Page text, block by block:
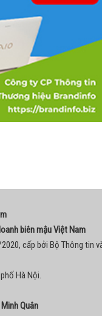
biên mậu Việt Nam
cấp bởi Bộ Thông tin
Hà Nội.
Quân